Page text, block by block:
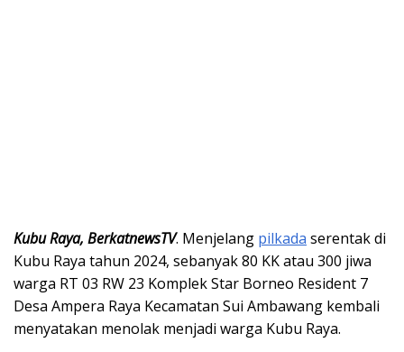
Kubu Raya, BerkatnewsTV. Menjelang pilkada serentak di
Kubu Raya tahun 2024, sebanyak 80 KK atau 300 jiwa
warga RT 03 RW 23 Komplek Star Borneo Resident 7
Desa Ampera Raya Kecamatan Sui Ambawang kembali
menyatakan menolak menjadi warga Kubu Raya.